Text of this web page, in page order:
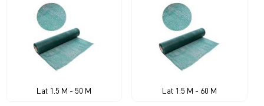
Lat 1.5 M - 50 M Lat 1.5 M - 60 M